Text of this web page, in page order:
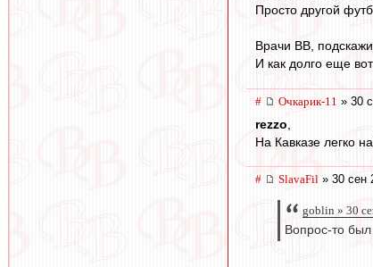
Просто другой
Врачи ВВ,
И как долго еще
# Очкарик-11 » 30
rezzo,
На Кавказе легко
# SlavaFil » 30 сен
goblin » 30
Вопрос-то